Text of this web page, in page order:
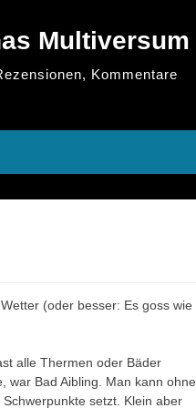
Multiversum
Kommentare
(oder besser: Es goss wie
alle Thermen oder Bäder
war Bad Aibling. Man kann ohne
setzt. Klein aber